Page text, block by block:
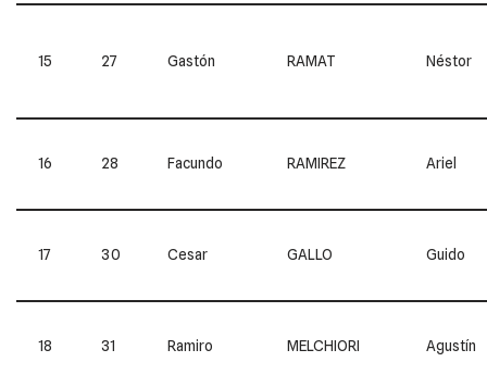
15 27 Gastón RAMAT Néstor
16 28 Facundo RAMIREZ Ariel
17 30 Cesar GALLO Guido
18 31 Ramiro MELCHIORI Agustín